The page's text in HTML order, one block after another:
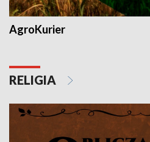
AgroKurier
RELIGIA